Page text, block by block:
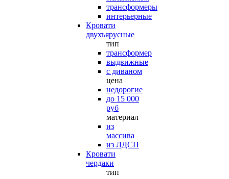
трансформеры
интерьерные
Кровати
двухъярусные
тип
трансформер
выдвижные
с диваном
цена
недорогие
до 15 000
руб
материал
из
массива
из ЛДСП
Кровати
чердаки
тип